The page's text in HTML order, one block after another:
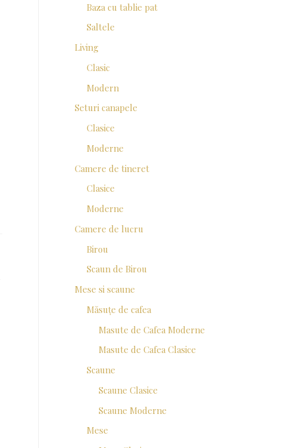
Baza cu tablie pat
Saltele
Living
Clasic
Modern
Seturi canapele
Clasice
Moderne
Camere de tineret
Clasice
Moderne
Camere de lucru
Birou
Scaun de Birou
Mese si scaune
Măsuțe de cafea
Masute de Cafea Moderne
Masute de Cafea Clasice
Scaune
Scaune Clasice
Scaune Moderne
Mese